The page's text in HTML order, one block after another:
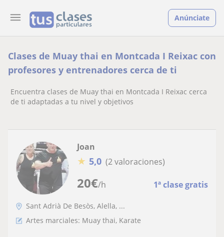
Anúnciate
Clases de Muay thai en Montcada I Reixac con
profesores y entrenadores cerca de ti
Encuentra clases de Muay thai en Montcada I Reixac cerca
de ti adaptadas a tu nivel y objetivos
20€/h 1ª clase gratis
Joan
★ 5,0 (2 valoraciones)
Sant Adrià De Besòs, Alella, ...
Artes marciales: Muay thai, Karate